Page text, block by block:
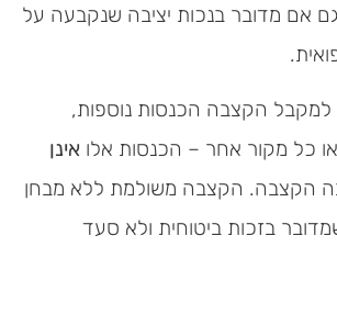
אם מדובר בנכות יציבה שנקבעה על
הקצבה הכנסות נוספות,
כל מקור אחר – הכנסות אלו אינן
הקצבה. הקצבה משולמת ללא מבחן
בזכות ביטוחית ולא סעד